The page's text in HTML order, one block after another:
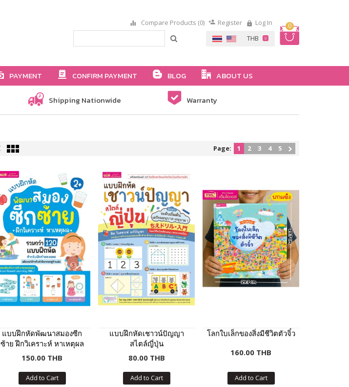
0
Compare Products (0) Register Log In
PAYMENT CONFIRM PAYMENT BLOG ABOUT US
Shipping Nationwide Warranty
Page: 1 2 3 4 5
แบบฝึกหัดพัฒนาสมองซีก
ซ้าย ฝึกวิเคราะห์ หาเหตุผล
150.00 THB
Add to Cart
แบบฝึกหัดเชาวน์ปัญญา
สไตล์ญี่ปุ่น
80.00 THB
Add to Cart
โลกใบเล็กของสิ่งมีชีวิตตัวจิ๋ว
160.00 THB
Add to Cart